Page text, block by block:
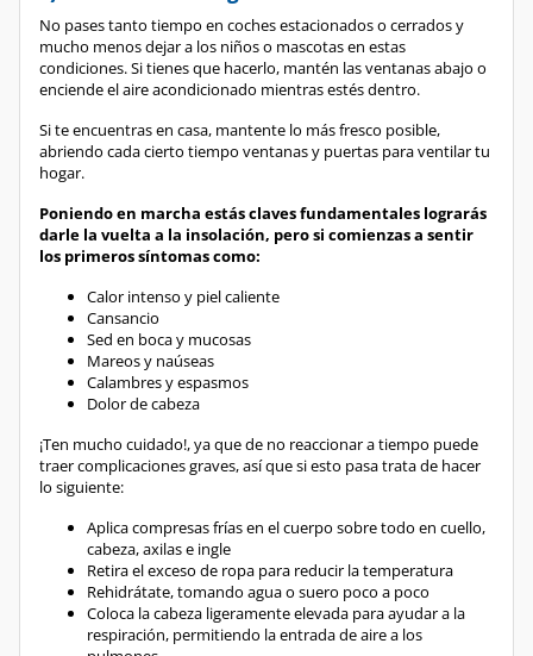
mucho menos dejar a los niños o mascotas en estas
condiciones. Si tienes que hacerlo, mantén las ventanas abajo o
enciende el aire acondicionado mientras estés dentro.
Si te encuentras en casa, mantente lo más fresco posible,
abriendo cada cierto tiempo ventanas y puertas para ventilar tu
hogar.
Poniendo en marcha estás claves fundamentales lograrás
darle la vuelta a la insolación, pero si comienzas a sentir
los primeros síntomas como:
Calor intenso y piel caliente
Cansancio
Sed en boca y mucosas
Mareos y naúseas
Calambres y espasmos
Dolor de cabeza
¡Ten mucho cuidado!, ya que de no reaccionar a tiempo puede
traer complicaciones graves, así que si esto pasa trata de hacer
lo siguiente:
Aplica compresas frías en el cuerpo sobre todo en cuello,
cabeza, axilas e ingle
Retira el exceso de ropa para reducir la temperatura
Rehidrátate, tomando agua o suero poco a poco
Coloca la cabeza ligeramente elevada para ayudar a la
respiración, permitiendo la entrada de aire a los
pulmones